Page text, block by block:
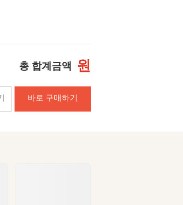
총 합계금액 원
바로 구매하기